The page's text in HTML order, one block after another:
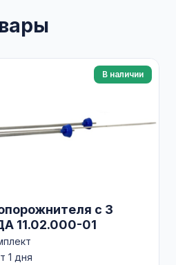
В наличии
с 3
11.02.000-01
1 дня